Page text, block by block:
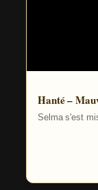
Hanté –
Selma s'est